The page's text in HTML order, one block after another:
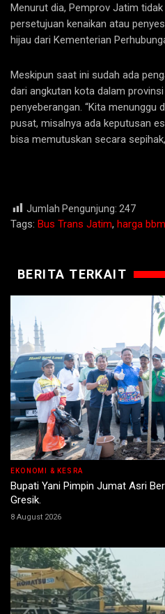
Menurut dia, Pemprov Jatim
persetujuan kenaikan atau
hijau dari Kementerian
Meskipun saat ini sudah ada
dari angkutan kota dalam
penyeberangan. “Kita menunggu
pusat, misalnya ada keputusan
bisa memutuskan secara
Jumlah Pengunjung: 247
Tags: Bus Trans Jatim, harga
BERITA TERKAIT
EKONOMI & KESRA
Bupati Yani Pimpin Jumat Asri
Gresik.
8 August 2026